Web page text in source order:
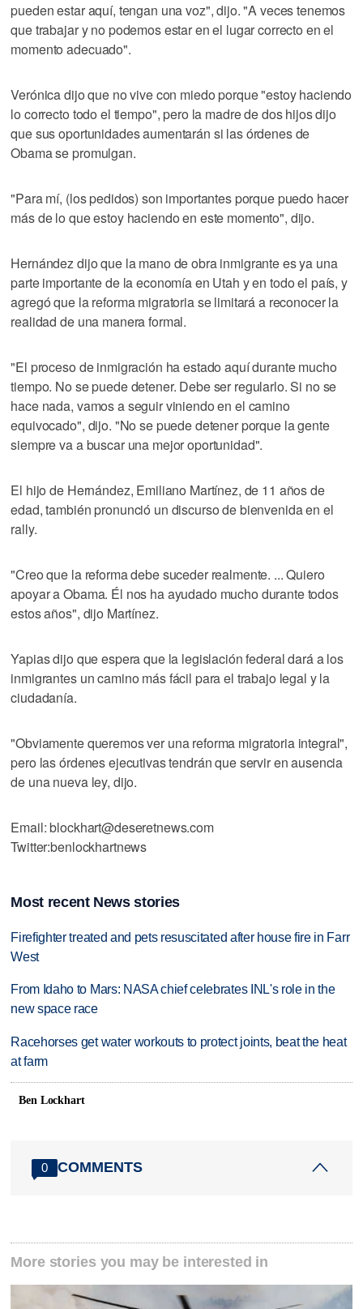
pueden estar aquí, tengan una voz", dijo. "A veces tenemos
que trabajar y no podemos estar en el lugar correcto en el
momento adecuado".
Verónica dijo que no vive con miedo porque "estoy haciendo
lo correcto todo el tiempo", pero la madre de dos hijos dijo
que sus oportunidades aumentarán si las órdenes de
Obama se promulgan.
"Para mí, (los pedidos) son importantes porque puedo hacer
más de lo que estoy haciendo en este momento", dijo.
Hernández dijo que la mano de obra inmigrante es ya una
parte importante de la economía en Utah y en todo el país, y
agregó que la reforma migratoria se limitará a reconocer la
realidad de una manera formal.
"El proceso de inmigración ha estado aquí durante mucho
tiempo. No se puede detener. Debe ser regularlo. Si no se
hace nada, vamos a seguir viniendo en el camino
equivocado", dijo. "No se puede detener porque la gente
siempre va a buscar una mejor oportunidad".
El hijo de Hernández, Emiliano Martínez, de 11 años de
edad, también pronunció un discurso de bienvenida en el
rally.
"Creo que la reforma debe suceder realmente. ... Quiero
apoyar a Obama. Él nos ha ayudado mucho durante todos
estos años", dijo Martínez.
Yapias dijo que espera que la legislación federal dará a los
inmigrantes un camino más fácil para el trabajo legal y la
ciudadanía.
"Obviamente queremos ver una reforma migratoria integral",
pero las órdenes ejecutivas tendrán que servir en ausencia
de una nueva ley, dijo.
Email: blockhart@deseretnews.com
Twitter:benlockhartnews
Most recent News stories
Firefighter treated and pets resuscitated after house fire in Farr
West
From Idaho to Mars: NASA chief celebrates INL's role in the
new space race
Racehorses get water workouts to protect joints, beat the heat
at farm
Ben Lockhart
0 COMMENTS
More stories you may be interested in